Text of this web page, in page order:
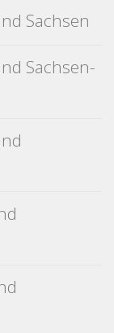
Sachsen
Sachsen-